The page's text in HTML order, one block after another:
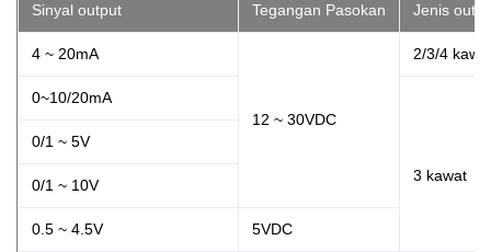
Sinyal output Tegangan Pasokan Jenis
4 ~ 20mA
12 ~ 30VDC
2/3/4
0~10/20mA
3 kawat
0/1 ~ 5V
0/1 ~ 10V
0.5 ~ 4.5V 5VDC